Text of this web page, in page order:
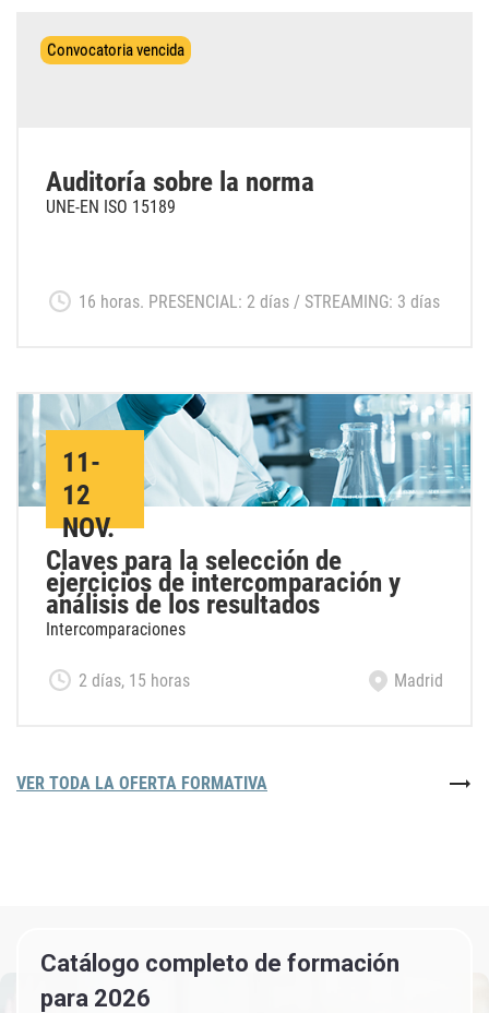
Convocatoria vencida
Auditoría sobre la norma
UNE-EN ISO 15189
16 horas. PRESENCIAL: 2 días / STREAMING: 3 días
11-
12
NOV.
Claves para la selección de
ejercicios de intercomparación y
análisis de los resultados
Intercomparaciones
2 días, 15 horas Madrid
VER TODA LA OFERTA FORMATIVA
Catálogo completo de formación
para 2026